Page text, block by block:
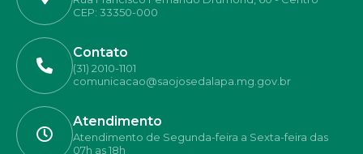
CEP: 33350-000
Contato
(31) 2010-1101
comunicacao@saojosedalapa.mg.gov.br
Atendimento
Atendimento de Segunda-feira a Sexta-feira das
07h as 18h